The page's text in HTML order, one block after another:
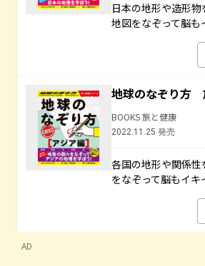
日本の地形や造形
地図をなぞって脳も
地球のなぞり方
BOOKS 旅と健康
2022.11.25 発売
各国の地形や関係
をなぞって脳もイキ
AD